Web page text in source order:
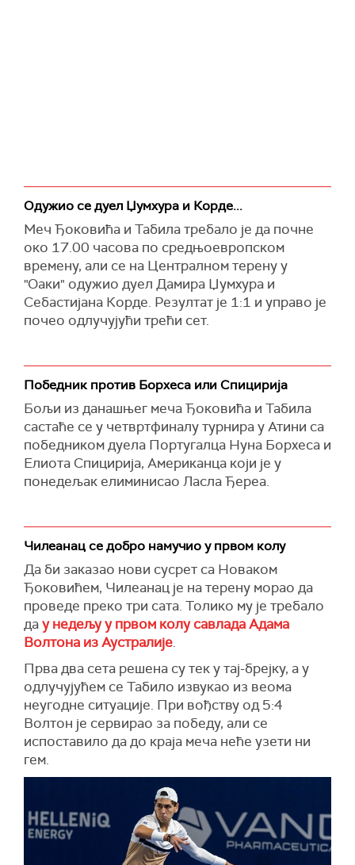
Одужио се дуел Џумхура и Корде...
Меч Ђоковића и Табила требало је да почне
око 17.00 часова по средњоевропском
времену, али се на Централном терену у
"Оаки" одужио дуел Дамира Џумхура и
Себастијана Корде. Резултат је 1:1 и управо је
почео одлучујући трећи сет.
Победник против Борхеса или Спицирија
Бољи из данашњег меча Ђоковића и Табила
састаће се у четвртфиналу турнира у Атини са
победником дуела Португалца Нуна Борхеса и
Елиота Спицирија, Американца који је у
понедељак елиминисао Ласла Ђереа.
Чилеанац се добро намучио у првом колу
Да би заказао нови сусрет са Новаком
Ђоковићем, Чилеанац је на терену морао да
проведе преко три сата. Толико му је требало
дау недељу у првом колу савлада Адама
Волтона из Аустралије.
Прва два сета решена су тек у тај-брејку, а у
одлучујућем се Табило извукао из веома
неугодне ситуације. При вођству од 5:4
Волтон је сервирао за победу, али се
испоставило да до краја меча неће узети ни
гем.